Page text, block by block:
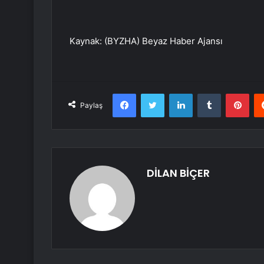
Kaynak: (BYZHA) Beyaz Haber Ajansı
Paylaş
FacebookTwitter LinkedInTumblr
DİLAN BİÇER